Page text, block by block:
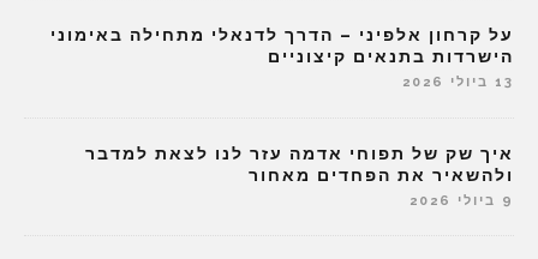
על קרחון אלפיני – הדרך לדנאלי מתחילה באימוני
הישרדות בתנאים קיצוניים
13 ביולי 2026
איך שק של תפוחי אדמה עזר לנו לצאת למדבר
ולהשאיר את הפחדים מאחור
9 ביולי 2026